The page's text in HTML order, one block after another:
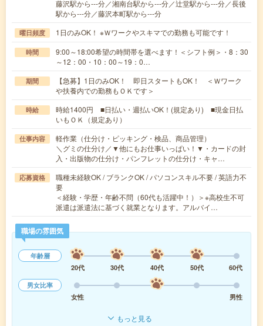
藤沢駅から---分／湘南台駅から---分／辻堂駅から---分／長後
駅から---分／藤沢本町駅から---分
曜日頻度 1日のみOK！ ※Ｗワークやスキマでの勤務も可能です！
時間
9:00～18:00希望の時間帯を選べます！＜シフト例＞・8：30
～12：00・10：00～19：0…
期間
【急募】1日のみOK！ 即日スタートもOK！ ＜Ｗワーク
や扶養内での勤務もＯＫです＞
時給
時給1400円 ■日払い・週払いOK！(規定あり) ■現金日払
いもＯＫ（規定あり）
仕事内容
軽作業（仕分け・ピッキング・検品、商品管理）
＼グミの仕分け／▼他にもお仕事いっぱい！▼・カードの封
入・出版物の仕分け・パンフレットの仕分け・キャ…
応募資格
職種未経験OK / ブランクOK / パソコンスキル不要 / 英語力不
要
＜経験・学歴・年齢不問（60代も活躍中！）＞※高校生不可
派遣は派遣法に基づく就業となります。アルバイ…
職場の雰囲気
年齢層
20代
30代 40代 50代
60代
男女比率
女性
男性
もっと見る